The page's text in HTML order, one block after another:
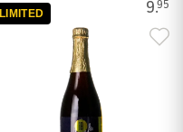
9.95
LIMITED